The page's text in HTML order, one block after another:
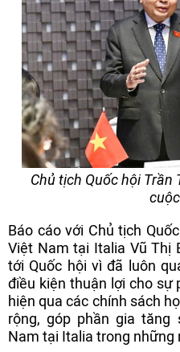
Chủ tịch Quốc hội
Báo cáo với Chủ tịch
Việt Nam tại Italia Vũ Thị
tới Quốc hội vì đã luôn
điều kiện thuận lợi cho sự
hiện qua các chính sách
rộng, góp phần gia
Nam tại Italia trong những